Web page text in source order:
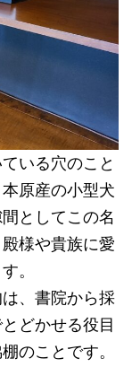
いる穴のこと
原産の小型犬
としてこの名
様や貴族に愛
。
、書院から採
どかせる役目
のことです。